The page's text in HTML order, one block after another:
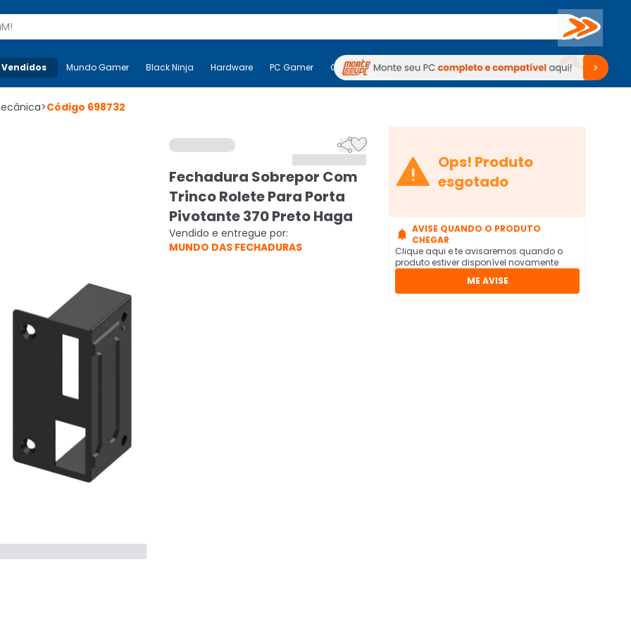
Buscar
Mais-v- Mundo Gamer Black Ninja Hardware PC Gamer Computadores Periféricos TV Venda no KaBuM!
Mundo Gamer Black Ninja Hardware PC Gamer Computadores Periféricos TV Venda no KaBuM!
>Código 698732

Fechadura Sobrepor Com
Trinco Rolete Para Porta
Pivotante 370 Preto Haga
Vendido e entregue por:
MUNDO DAS FECHADURAS
 Ops! Produto
esgotado
 AVISE QUANDO O PRODUTO
CHEGAR
Clique aqui e te avisaremos quando o
produto estiver disponível novamente
ME AVISE